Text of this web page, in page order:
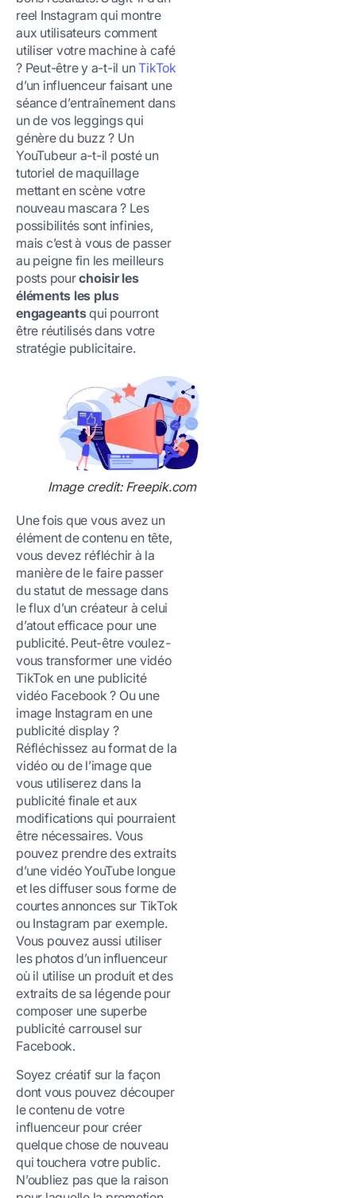
reel Instagram qui montre
aux utilisateurs comment
utiliser votre machine à café
? Peut-être y a-t-il unTikTok
d’un influenceur faisant une
séance d’entraînement dans
un de vos leggings qui
génère du buzz ? Un
YouTubeur a-t-il posté un
tutoriel de maquillage
mettant en scène votre
nouveau mascara ? Les
possibilités sont infinies,
mais c’est à vous de passer
au peigne fin les meilleurs
posts pourchoisir les
éléments les plus
engageantsqui pourront
être réutilisés dans votre
stratégie publicitaire.
Image credit: Freepik.com
Une fois que vous avez un
élément de contenu en tête,
vous devez réfléchir à la
manière de le faire passer
du statut de message dans
le flux d’un créateur à celui
d’atout efficace pour une
publicité. Peut-être voulez-
vous transformer une vidéo
TikTok en une publicité
vidéo Facebook ? Ou une
image Instagram en une
publicité display ?
Réfléchissez au format de la
vidéo ou de l’image que
vous utiliserez dans la
publicité finale et aux
modifications qui pourraient
être nécessaires. Vous
pouvez prendre des extraits
d’une vidéo YouTube longue
et les diffuser sous forme de
courtes annonces sur TikTok
ou Instagram par exemple.
Vous pouvez aussi utiliser
les photos d’un influenceur
où il utilise un produit et des
extraits de sa légende pour
composer une superbe
publicité carrousel sur
Facebook.
Soyez créatif sur la façon
dont vous pouvez découper
le contenu de votre
influenceur pour créer
quelque chose de nouveau
qui touchera votre public.
N’oubliez pas que la raison